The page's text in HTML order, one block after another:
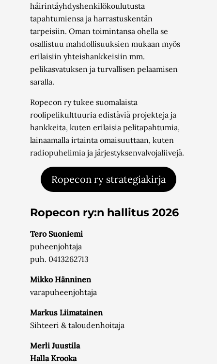
häirintäyhdyshenkilökoulutusta
tapahtumiensa ja harrastuskentän
tarpeisiin. Oman toimintansa ohella se
osallistuu mahdollisuuksien mukaan myös
erilaisiin yhteishankkeisiin mm.
pelikasvatuksen ja turvallisen pelaamisen
saralla.
Ropecon ry tukee suomalaista
roolipelikulttuuria edistäviä projekteja ja
hankkeita, kuten erilaisia pelitapahtumia,
lainaamalla irtainta omaisuuttaan, kuten
radiopuhelimia ja järjestyksenvalvojaliivejä.
Ropecon ry strategiakirja
Ropecon ry:n hallitus 2026
Tero Suoniemi
puheenjohtaja
puh. 0413262713
Mikko Hänninen
varapuheenjohtaja
Markus Liimatainen
Sihteeri & taloudenhoitaja
Merli Juustila
Halla Krooka